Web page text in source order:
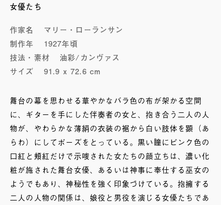
女優たち
作家名
マリー・ローランサン
制作年
1927年頃
技法・素材
油彩/カンヴァス
サイズ
91.9 x 72.6 cm
舞台の幕を思わせる華やかなバラ色の布が架かる空間
に、ギターを手にした伴奏者の女と、抱き合う二人の人
物が、やわらかな薄絹の衣装の裾から白い肢体を顕（あ
らわ）にしてポーズをとっている。黒い瞳にピンク色の
口紅と頬紅だけで示唆された女たちの顔立ちは、濃い化
粧が施された舞台女優、あるいは神事に奉仕する巫女の
ようでもあり、神秘性を強く印象づけている。抱擁する
二人の人物の関係は、娘役と男役を演じる女優たちであ